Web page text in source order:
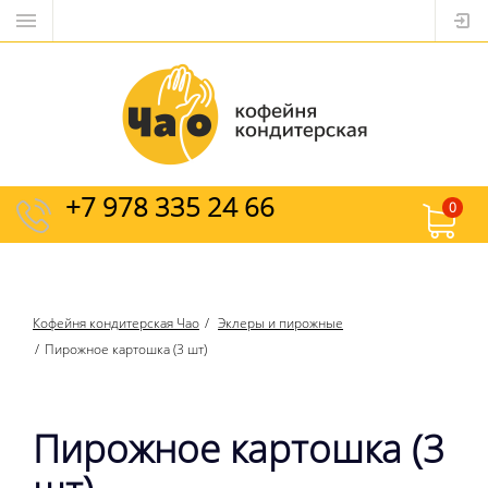
+7 978 335 24 66 0
Кофейня кондитерская Чао
Эклеры и пирожные
Пирожное картошка (3 шт)
Пирожное картошка (3